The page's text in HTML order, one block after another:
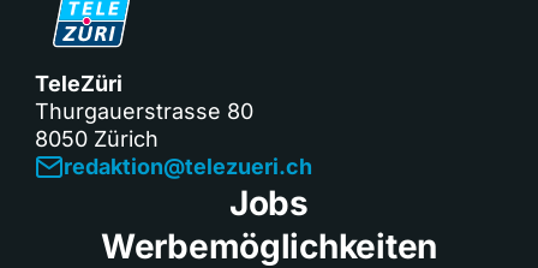
TeleZüri
Thurgauerstrasse 80
8050 Zürich
redaktion@telezueri.ch
Jobs
Werbemöglichkeiten